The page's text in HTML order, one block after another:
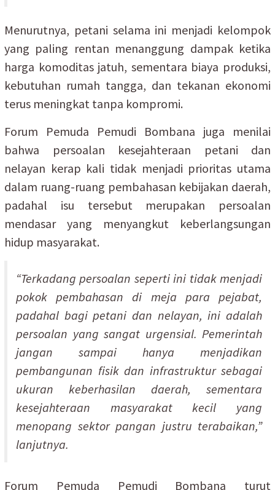
Menurutnya, petani selama ini menjadi kelompok
yang paling rentan menanggung dampak ketika
harga komoditas jatuh, sementara biaya produksi,
kebutuhan rumah tangga, dan tekanan ekonomi
terus meningkat tanpa kompromi.
Forum Pemuda Pemudi Bombana juga menilai
bahwa persoalan kesejahteraan petani dan
nelayan kerap kali tidak menjadi prioritas utama
dalam ruang-ruang pembahasan kebijakan daerah,
padahal isu tersebut merupakan persoalan
mendasar yang menyangkut keberlangsungan
hidup masyarakat.
“Terkadang persoalan seperti ini tidak menjadi
pokok pembahasan di meja para pejabat,
padahal bagi petani dan nelayan, ini adalah
persoalan yang sangat urgensial. Pemerintah
jangan sampai hanya menjadikan
pembangunan fisik dan infrastruktur sebagai
ukuran keberhasilan daerah, sementara
kesejahteraan masyarakat kecil yang
menopang sektor pangan justru terabaikan,”
lanjutnya.
Forum Pemuda Pemudi Bombana turut